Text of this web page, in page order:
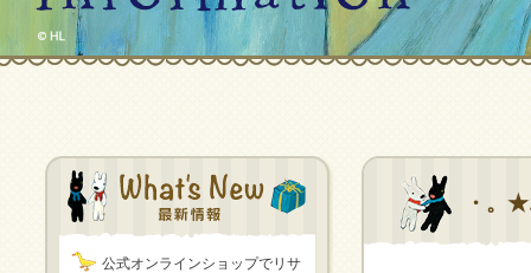
公式オンラインショップでリサ
・。